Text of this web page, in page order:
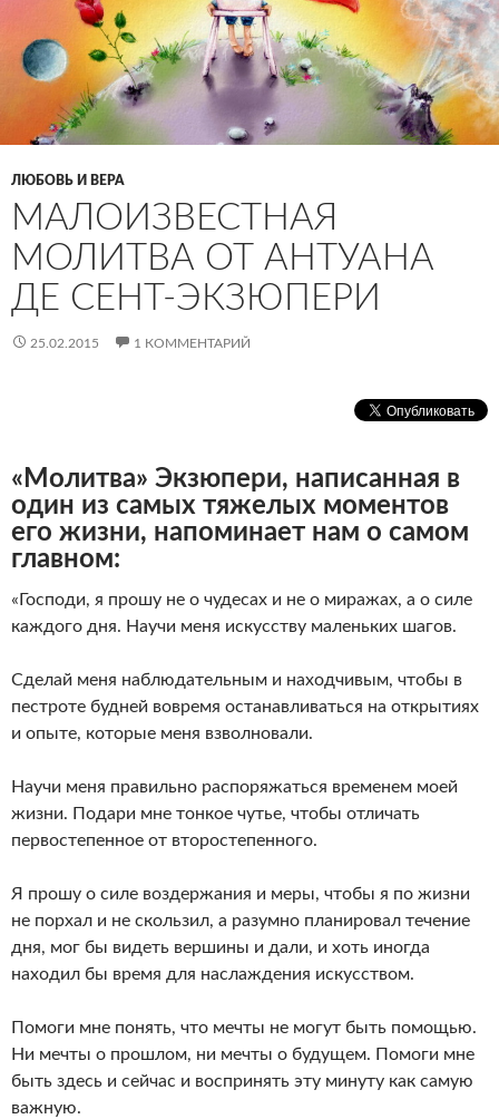
ЛЮБОВЬ И ВЕРА
МАЛОИЗВЕСТНАЯ
МОЛИТВА ОТ АНТУАНА
ДЕ СЕНТ-ЭКЗЮПЕРИ
25.02.2015 1 КОММЕНТАРИЙ
«Молитва» Экзюпери, написанная в
один из самых тяжелых моментов
его жизни, напоминает нам о самом
главном:
«Господи, я прошу не о чудесах и не о миражах, а о силе
каждого дня. Научи меня искусству маленьких шагов.
Сделай меня наблюдательным и находчивым, чтобы в
пестроте будней вовремя останавливаться на открытиях
и опыте, которые меня взволновали.
Научи меня правильно распоряжаться временем моей
жизни. Подари мне тонкое чутье, чтобы отличать
первостепенное от второстепенного.
Я прошу о силе воздержания и меры, чтобы я по жизни
не порхал и не скользил, а разумно планировал течение
дня, мог бы видеть вершины и дали, и хоть иногда
находил бы время для наслаждения искусством.
Помоги мне понять, что мечты не могут быть помощью.
Ни мечты о прошлом, ни мечты о будущем. Помоги мне
быть здесь и сейчас и воспринять эту минуту как самую
важную.